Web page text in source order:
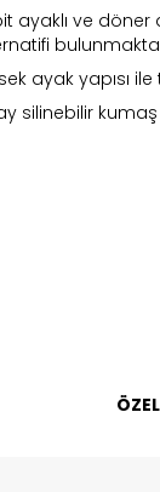
ayaklı ve döner
ayak yapısı
silinebilir